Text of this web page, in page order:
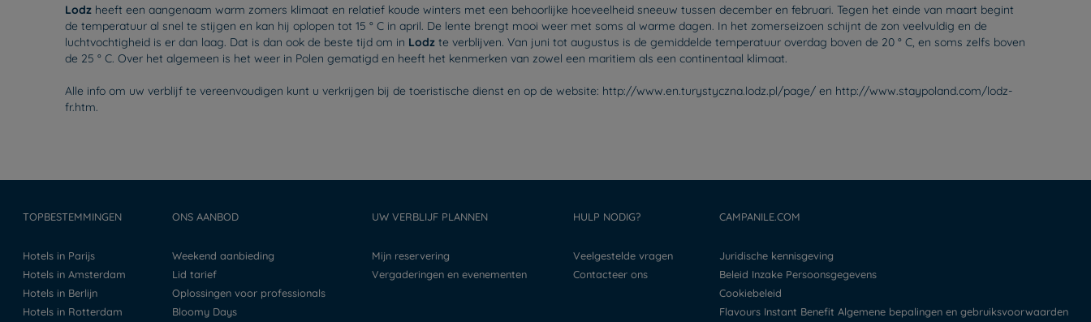
Lodz heeft een aangenaam warm zomers klimaat en relatief koude winters met een behoorlijke hoeveelheid sneeuw tussen december en februari. Tegen het einde van maart begint
de temperatuur al snel te stijgen en kan hij oplopen tot 15 ° C in april. De lente brengt mooi weer met soms al warme dagen. In het zomerseizoen schijnt de zon veelvuldig en de
luchtvochtigheid is er dan laag. Dat is dan ook de beste tijd om in Lodz te verblijven. Van juni tot augustus is de gemiddelde temperatuur overdag boven de 20 ° C, en soms zelfs boven
de 25 ° C. Over het algemeen is het weer in Polen gematigd en heeft het kenmerken van zowel een maritiem als een continentaal klimaat.
Alle info om uw verblijf te vereenvoudigen kunt u verkrijgen bij de toeristische dienst en op de website: http://www.en.turystyczna.lodz.pl/page/ en http://www.staypoland.com/lodz-
fr.htm.
TOPBESTEMMINGEN
Hotels in Parijs
Hotels in Amsterdam
Hotels in Berlijn
Hotels in Rotterdam
ONS AANBOD
Weekend aanbieding
Lid tarief
Oplossingen voor professionals
Bloomy Days
UW VERBLIJF PLANNEN
Mijn reservering
Vergaderingen en evenementen
HULP NODIG?
Veelgestelde vragen
Contacteer ons
CAMPANILE.COM
Juridische kennisgeving
Beleid Inzake Persoonsgegevens
Cookiebeleid
Flavours Instant Benefit Algemene bepalingen en gebruiksvoorwaarden